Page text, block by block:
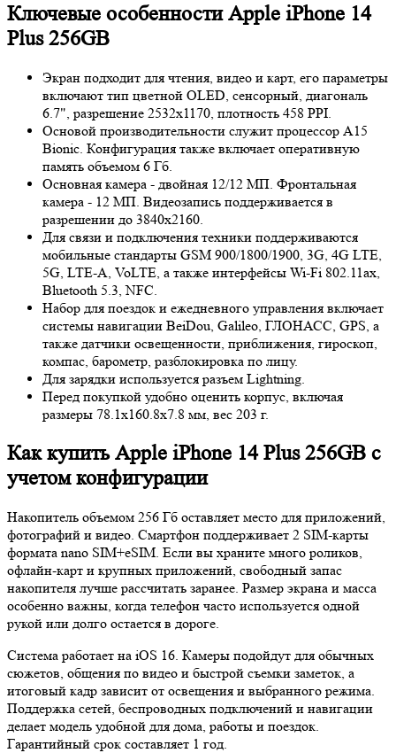
Ключевые особенности Apple iPhone 14
Plus 256GB
Экран подходит для чтения, видео и карт, его параметры
включают тип цветной OLED, сенсорный, диагональ
6.7", разрешение 2532x1170, плотность 458 PPI.
Основой производительности служит процессор A15
Bionic. Конфигурация также включает оперативную
память объемом 6 Гб.
Основная камера - двойная 12/12 МП. Фронтальная
камера - 12 МП. Видеозапись поддерживается в
разрешении до 3840x2160.
Для связи и подключения техники поддерживаются
мобильные стандарты GSM 900/1800/1900, 3G, 4G LTE,
5G, LTE-A, VoLTE, а также интерфейсы Wi-Fi 802.11ax,
Bluetooth 5.3, NFC.
Набор для поездок и ежедневного управления включает
системы навигации BeiDou, Galileo, ГЛОНАСС, GPS, а
также датчики освещенности, приближения, гироскоп,
компас, барометр, разблокировка по лицу.
Для зарядки используется разъем Lightning.
Перед покупкой удобно оценить корпус, включая
размеры 78.1x160.8x7.8 мм, вес 203 г.
Как купить Apple iPhone 14 Plus 256GB с
учетом конфигурации
Накопитель объемом 256 Гб оставляет место для приложений,
фотографий и видео. Смартфон поддерживает 2 SIM-карты
формата nano SIM+eSIM. Если вы храните много роликов,
офлайн-карт и крупных приложений, свободный запас
накопителя лучше рассчитать заранее. Размер экрана и масса
особенно важны, когда телефон часто используется одной
рукой или долго остается в дороге.
Система работает на iOS 16. Камеры подойдут для обычных
сюжетов, общения по видео и быстрой съемки заметок, а
итоговый кадр зависит от освещения и выбранного режима.
Поддержка сетей, беспроводных подключений и навигации
делает модель удобной для дома, работы и поездок.
Гарантийный срок составляет 1 год.